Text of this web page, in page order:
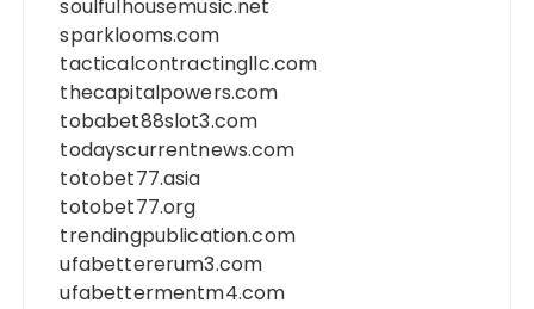
soulfulhousemusic.net
sparklooms.com
tacticalcontractingllc.com
thecapitalpowers.com
tobabet88slot3.com
todayscurrentnews.com
totobet77.asia
totobet77.org
trendingpublication.com
ufabettererum3.com
ufabettermentm4.com